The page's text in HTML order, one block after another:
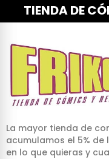
TIENDA DE
La mayor tienda de
acumulamos el 5%
en lo que quieras y